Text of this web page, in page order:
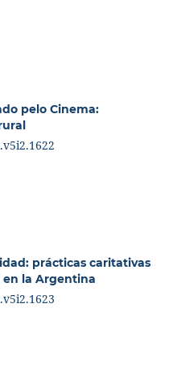
pelo Cinema:
prácticas caritativas
en la Argentina